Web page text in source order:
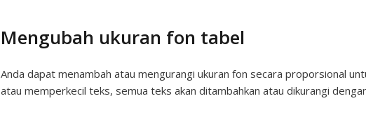
Mengubah ukuran fon tabel
Anda dapat menambah atau mengurangi ukuran fon secara proporsional
atau memperkecil teks, semua teks akan ditambahkan atau dikurangi